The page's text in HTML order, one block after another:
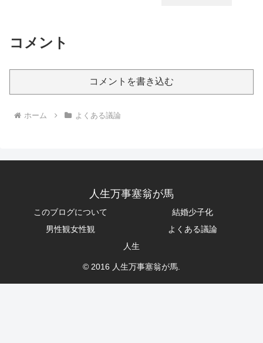
コメント
コメントを書き込む
ホーム よくある議論
人生万事塞翁が馬
このブログについて
結婚少子化
男性観女性観
よくある議論
人生
© 2016 人生万事塞翁が馬.